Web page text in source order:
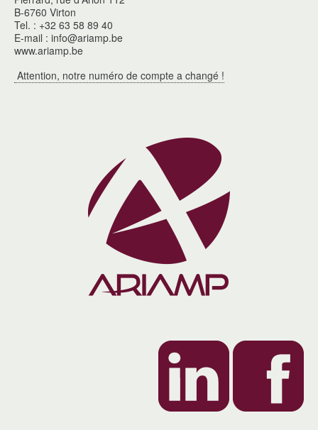
B-6760 Virton
Tel. : +32 63 58 89 40
E-mail : info@ariamp.be
www.ariamp.be
Attention, notre numéro de compte a changé !